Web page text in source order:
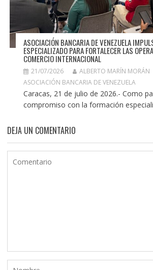
ASOCIACIÓN BANCARIA DE VENEZUELA
ESPECIALIZADO PARA FORTALECER LAS
COMERCIO INTERNACIONAL
21/07/2026
ALBERTO MARÍN MORÁN
ASOCIACIÓN BANCARIA DE VENEZUELA
Caracas, 21 de julio de 2026.- Como
compromiso con la formación
DEJA UN COMENTARIO